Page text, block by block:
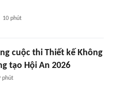
10 phút
cuộc thi Thiết kế Không
tạo Hội An 2026
phút